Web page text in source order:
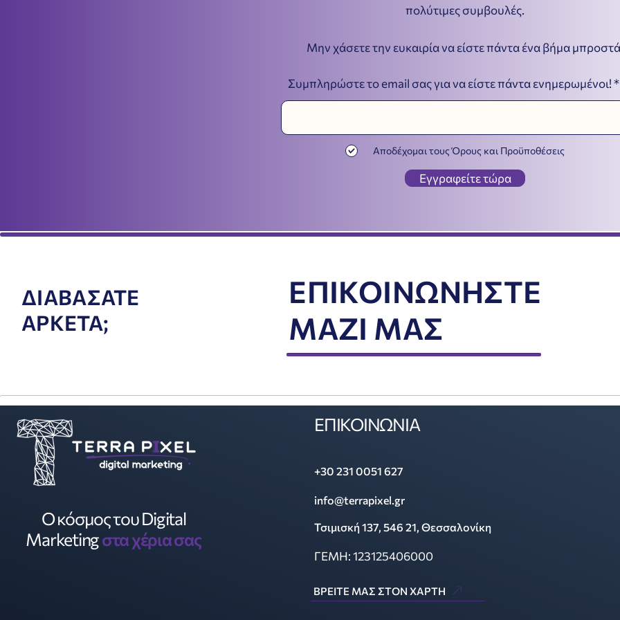
πολύτιμες συμβουλές.
Μην χάσετε την ευκαιρία να είστε πάντα ένα βήμα
Συμπληρώστε το email σας για να είστε πάντα ενημερωμένοι!
Αποδέχομαι τους Όρους και Προϋποθέσεις
Εγγραφείτε τώρα
ΔΙΑΒΑΣΑΤΕ
ΑΡΚΕΤΑ;
ΕΠΙΚΟΙΝΩΝΗΣΤΕ
ΜΑΖΙ ΜΑΣ
Ο κόσμος του Digital
Marketingστα χέρια σας
ΕΠΙΚΟΙΝΩΝΙΑ
+30 231 0051 627
Τσιμισκή 137, 546 21, Θεσσαλονίκη
info@terrapixel.gr
ΓΕΜΗ: 123125406000
ΒΡΕΙΤΕ ΜΑΣ ΣΤΟΝ ΧΑΡΤΗ